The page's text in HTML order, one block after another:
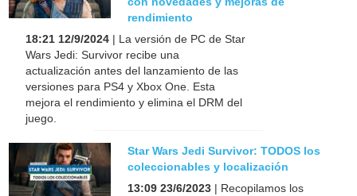
rendimiento
18:21 12/9/2024 | La versión de PC de Star
Wars Jedi: Survivor recibe una
actualización antes del lanzamiento de las
versiones para PS4 y Xbox One. Esta
mejora el rendimiento y elimina el DRM del
juego.
Star Wars Jedi Survivor: TODOS los
coleccionables y localización
13:09 23/6/2023 | Recopilamos los